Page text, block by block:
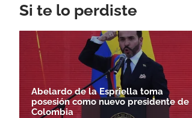
Si te lo perdiste
Abelardo de la Espriella toma
posesión como nuevo presidente de
Colombia